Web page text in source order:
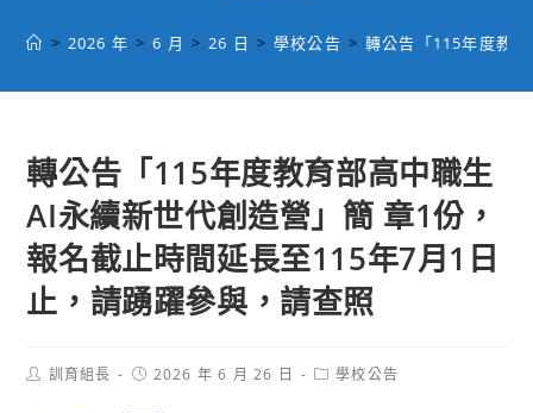
> 2026 年 > 6 月 > 26 日 > 學校公告 > 轉公告「115年度教
轉公告「115年度教育部高中職生
AI永續新世代創造營」簡 章1份，
報名截止時間延長至115年7月1日
止，請踴躍參與，請查照
Post訓育組長
Post2026 年 6 月 26 日
Post學校公告